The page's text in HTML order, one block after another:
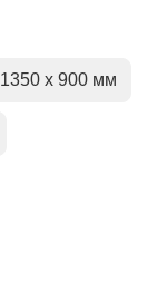
1350 х 900 мм